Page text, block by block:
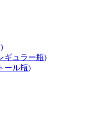
ギュラー瓶)
ール瓶)